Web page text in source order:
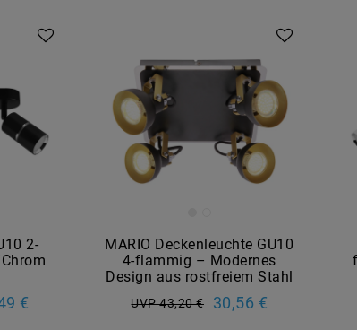
2-
€
MARIO Deckenleuchte GU10
4-flammig – Modernes
Design aus rostfreiem Stahl
UVP 43,20 € 30,56 €